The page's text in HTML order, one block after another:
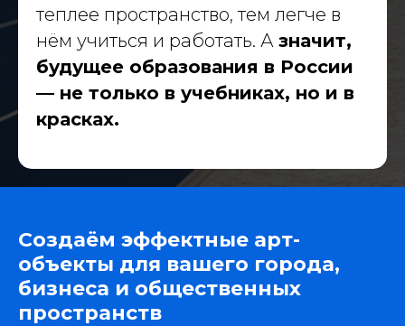
теплее пространство, тем легче в
нём учиться и работать. А значит,
будущее образования в России
— не только в учебниках, но и в
красках.
Создаём эффектные арт-
объекты для вашего города,
бизнеса и общественных
пространств